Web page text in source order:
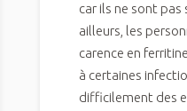
car ils ne sont pas
ailleurs, les
carence en
à certaines
difficilement des